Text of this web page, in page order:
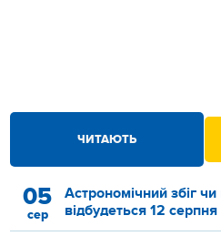
ЧИТАЮТЬ
05
сер
Астрономічний збіг
відбудеться 12 серпня